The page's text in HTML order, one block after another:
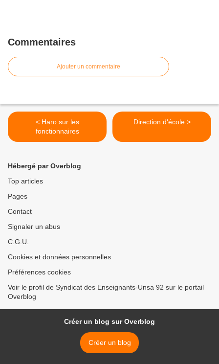
Commentaires
Ajouter un commentaire
< Haro sur les
fonctionnaires
Direction d'école >
Hébergé par Overblog
Top articles
Pages
Contact
Signaler un abus
C.G.U.
Cookies et données personnelles
Préférences cookies
Voir le profil de Syndicat des Enseignants-Unsa 92 sur le portail
Overblog
Créer un blog sur Overblog
Créer un blog